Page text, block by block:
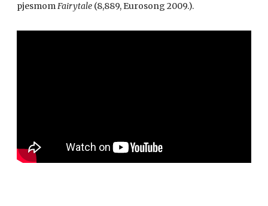
pjesmomFairytale (8,889, Eurosong 2009.).